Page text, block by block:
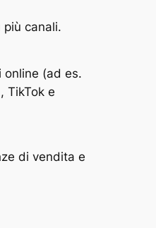
canali.
online (ad es.
TikTok e
di vendita e